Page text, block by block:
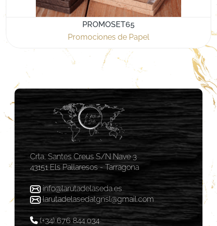
PROMOSET65
Promociones de Papel
Crta, Santes Creus S/N Nave 3
43151 Els Pallaresos - Tarragona
info@larutadelaseda.es
larutadelasedatgnsl@gmail.com
(+34) 676 844 034